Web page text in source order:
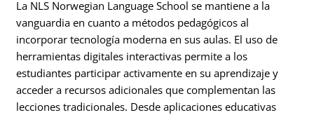
La NLS Norwegian Language School se mantiene a la
vanguardia en cuanto a métodos pedagógicos al
incorporar tecnología moderna en sus aulas. El uso de
herramientas digitales interactivas permite a los
estudiantes participar activamente en su aprendizaje y
acceder a recursos adicionales que complementan las
lecciones tradicionales. Desde aplicaciones educativas